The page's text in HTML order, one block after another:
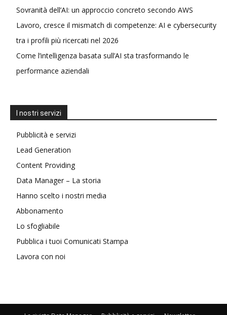
Sovranità dell’AI: un approccio concreto secondo AWS
Lavoro, cresce il mismatch di competenze: AI e cybersecurity
tra i profili più ricercati nel 2026
Come l’intelligenza basata sull’AI sta trasformando le
performance aziendali
I nostri servizi
Pubblicità e servizi
Lead Generation
Content Providing
Data Manager – La storia
Hanno scelto i nostri media
Abbonamento
Lo sfogliabile
Pubblica i tuoi Comunicati Stampa
Lavora con noi